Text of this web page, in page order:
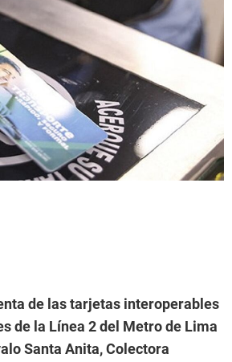
de las tarjetas interoperables
de la Línea 2 del Metro de Lima
Santa Anita, Colectora